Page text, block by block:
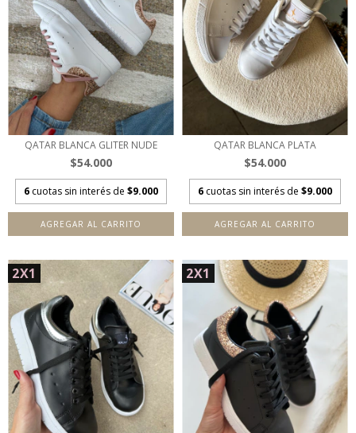
QATAR BLANCA GLITER NUDE
$54.000
6 cuotas sin interés de $9.000
AGREGAR AL CARRITO
QATAR BLANCA PLATA
$54.000
6 cuotas sin interés de $9.000
AGREGAR AL CARRITO
2X1 2X1